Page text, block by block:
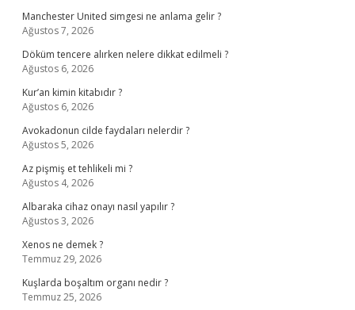
Manchester United simgesi ne anlama gelir ?
Ağustos 7, 2026
Döküm tencere alırken nelere dikkat edilmeli ?
Ağustos 6, 2026
Kur’an kimin kitabıdır ?
Ağustos 6, 2026
Avokadonun cilde faydaları nelerdir ?
Ağustos 5, 2026
Az pişmiş et tehlikeli mi ?
Ağustos 4, 2026
Albaraka cihaz onayı nasıl yapılır ?
Ağustos 3, 2026
Xenos ne demek ?
Temmuz 29, 2026
Kuşlarda boşaltım organı nedir ?
Temmuz 25, 2026